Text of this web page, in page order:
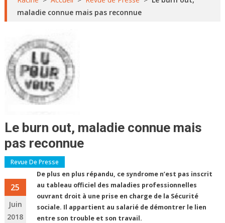
maladie connue mais pas reconnue
Le burn out, maladie connue mais
pas reconnue
Revue De Presse
25
Juin
2018
De plus en plus répandu, ce syndrome n’est pas inscrit
au tableau officiel des maladies professionnelles
ouvrant droit à une prise en charge de la Sécurité
sociale. Il appartient au salarié de démontrer le lien
entre son trouble et son travail.